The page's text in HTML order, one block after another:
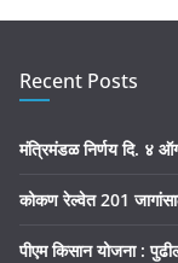
Recent Posts
मंत्रिमंडळ निर्णय दि. ४
कोकण रेल्वेत 201
पीएम किसान योजना :